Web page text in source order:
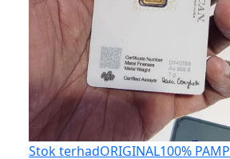
Stok terhadORIGINAL100%